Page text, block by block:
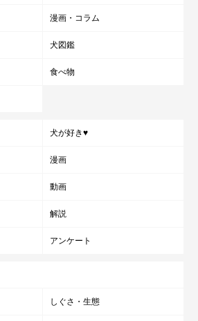
漫画・コラム
犬図鑑
食べ物
犬が好き♥
漫画
動画
解説
アンケート
しぐさ・生態